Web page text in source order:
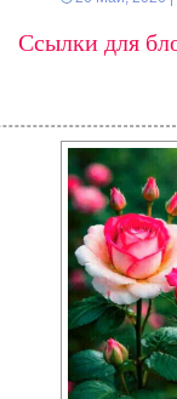
Ссылки для